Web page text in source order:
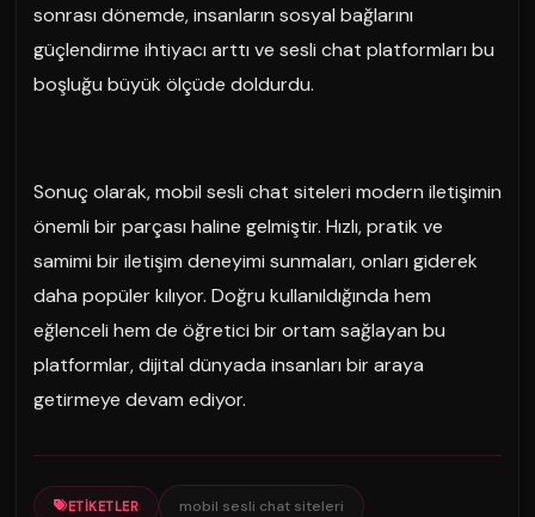
sonrası dönemde, insanların sosyal bağlarını
güçlendirme ihtiyacı arttı ve sesli chat platformları bu
boşluğu büyük ölçüde doldurdu.
Sonuç olarak, mobil sesli chat siteleri modern iletişimin
önemli bir parçası haline gelmiştir. Hızlı, pratik ve
samimi bir iletişim deneyimi sunmaları, onları giderek
daha popüler kılıyor. Doğru kullanıldığında hem
eğlenceli hem de öğretici bir ortam sağlayan bu
platformlar, dijital dünyada insanları bir araya
getirmeye devam ediyor.
ETIKETLER mobil sesli chat siteleri